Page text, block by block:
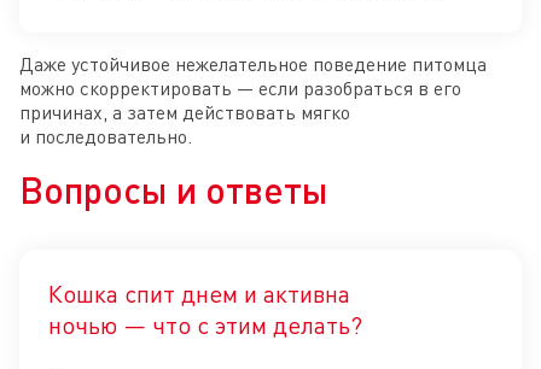
Даже устойчивое нежелательное поведение питомца
можно скорректировать — если разобраться в его
причинах, а затем действовать мягко
и последовательно.
Вопросы и ответы
Кошка спит днем и активна
ночью — что с этим делать?